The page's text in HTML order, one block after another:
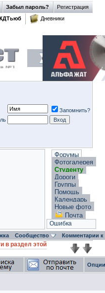
Регистрация
Забыл пароль?
Дневники
Запомнить?
Форумы
Фотогалерея
Студенту
Дороги
Группы
Помощь
Календарь
Новые фото
Почта
Ошибка
Сообщество Комментарии
в раздел этой